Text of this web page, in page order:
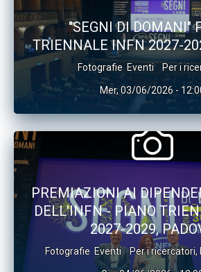
"SEGNI DI DOMANI"
TRIENNALE INFN 2027-
Fotografie Eventi Per i
Mer, 03/06/2026 -
PREMIAZIONI AI
DELL'INFN - PIANO
2027-2029,
Fotografie Eventi Per i ricercatori,